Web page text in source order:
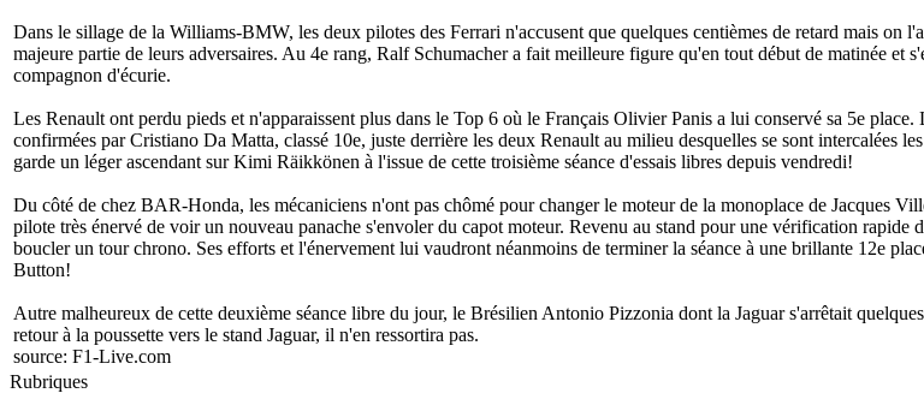
Dans le sillage de la Williams-BMW, les deux pilotes des Ferrari n'accusent que quelques centièmes de retard mais on
majeure partie de leurs adversaires. Au 4e rang, Ralf Schumacher a fait meilleure figure qu'en tout début de matinée et
compagnon d'écurie.
Les Renault ont perdu pieds et n'apparaissent plus dans le Top 6 où le Français Olivier Panis a lui conservé sa 5e place.
confirmées par Cristiano Da Matta, classé 10e, juste derrière les deux Renault au milieu desquelles se sont intercalées
garde un léger ascendant sur Kimi Räikkönen à l'issue de cette troisième séance d'essais libres depuis vendredi!
Du côté de chez BAR-Honda, les mécaniciens n'ont pas chômé pour changer le moteur de la monoplace de Jacques
pilote très énervé de voir un nouveau panache s'envoler du capot moteur. Revenu au stand pour une vérification rapide
boucler un tour chrono. Ses efforts et l'énervement lui vaudront néanmoins de terminer la séance à une brillante 12e
Button!
Autre malheureux de cette deuxième séance libre du jour, le Brésilien Antonio Pizzonia dont la Jaguar s'arrêtait
retour à la poussette vers le stand Jaguar, il n'en ressortira pas.
source: F1-Live.com
Rubriques